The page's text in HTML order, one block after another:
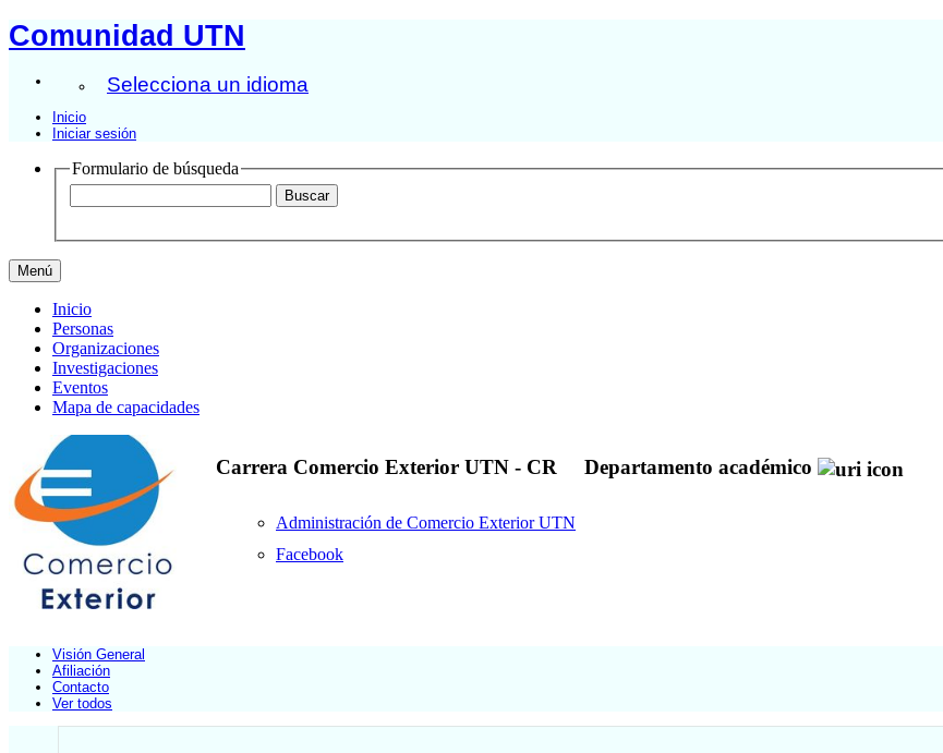
Comunidad UTN
Selecciona un idioma
Inicio
Iniciar sesión
Formulario de búsqueda
Menú
Inicio
Personas
Organizaciones
Investigaciones
Eventos
Mapa de capacidades
Carrera Comercio Exterior UTN - CR Departamento académico
Administración de Comercio Exterior UTN
Facebook
Visión General
Afiliación
Contacto
Ver todos